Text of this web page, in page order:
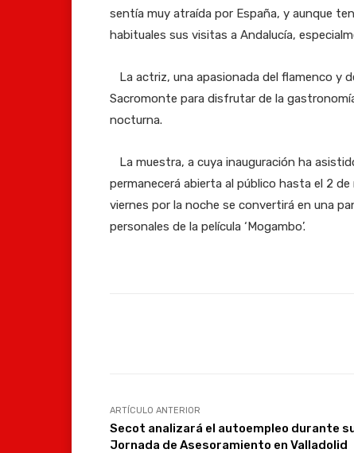
sentía muy atraída por España, y aunque
habituales sus visitas a Andalucía,
La actriz, una apasionada del flamenco y
Sacromonte para disfrutar de la
nocturna.
La muestra, a cuya inauguración ha
permanecerá abierta al público hasta el 2
viernes por la noche se convertirá en una
personales de la película ‘Mogambo’.
ARTÍCULO ANTERIOR
Secot analizará el autoempleo durante
Jornada de Asesoramiento en Valladolid